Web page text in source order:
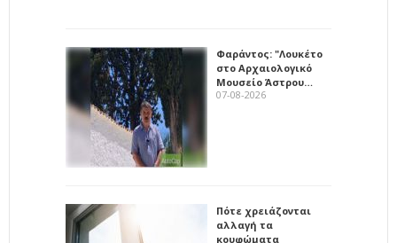
Φαράντος: "Λουκέτο
στο Αρχαιολογικό
Μουσείο Άστρου…
07-08-2026
Πότε χρειάζονται
αλλαγή τα
κουφώματα